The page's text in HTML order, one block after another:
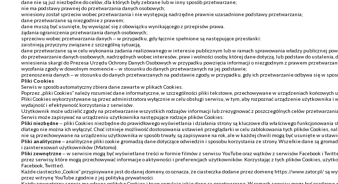
dane nie są już niezbędne do celów, dla których były zebrane lub w inny sposób przetwarzane;
nie ma podstawy prawnej do przetwarzania danych osobowych;
wniesiony został sprzeciw wobec przetwarzania i nie występują nadrzędne prawnie uzasadnione podstawy przetwarzania;
dane przetwarzane są niezgodnie z prawem;
dane muszą być usunięte, by wywiązać się z obowiązku wynikającego z przepisów prawa.
żądania ograniczenia przetwarzania danych osobowych;
sprzeciwu wobec przetwarzania danych – w przypadku, gdy łącznie spełnione są następujące przesłanki:
zaistnieją przyczyny związane z szczególną sytuacją,
dane przetwarzane są w celu wykonania zadania realizowanego w interesie publicznym lub w ramach sprawowania władzy
do przetwarzanie danych osobowych, nadrzędnych wobec interesów, praw i wolności osoby, której dane dotyczą, lub podstaw do ustalenia,
wniesienia skargi do Prezesa Urzędu Ochrony Danych Osobowych w przypadku powzięcia informacji o niezgodnym z prawem
wycofania zgody w dowolnym momencie – w stosunku do danych przetwarzanych na jej podstawie;
przenoszenia danych – w stosunku do danych przetwarzanych na podstawie zgody, w przypadku, gdy ich przetwarzanie odbywa się w
Pliki Cookies
Serwis w sposób automatyczny zbiera dane zawarte w plikach Cookies.
Poprzez „pliki Cookies” należy rozumieć dane informatyczne, w szczególności pliki tekstowe, przechowywane w urządzeniach
Pliki Cookies wykorzystywane są przez administratora wyłącznie w celu obsługi serwisu, w tym, aby rozpoznać urządzenie
wydajność i efektywność korzystania z serwisów.
Użytkownik może udzielić zgody na przetwarzanie wszystkich rodzajów informacji lub zrezygnować z poszczególnych celów przetwarzania.
Serwis może zapisywać na urządzeniu użytkownika następujące rodzaje plików Cookies:
Pliki niezbędne– pliki Cookies niezbędne do prawidłowego wyświetlania i działania strony są kluczowe dla właściwego
dlatego nie można ich wyłączyć. Choć istnieje możliwość dostosowania ustawień przeglądarki w celu zablokowania tych plików
nie są przechowywane na urządzeniu użytkownika w sposób trwały, są zapisywane na rok, ale w każdej chwili mogą być usunięte w
Pliki analityczne– analityczne pliki cookie gromadzą dane dotyczące odwiedzin i sposobu korzystania ze strony. Wszelkie dane są
i zainteresowań użytkowników (Matomo).
Pliki zewnętrzne– w serwisie mogą być wyświetlane treści w formie filmów z serwisu YouTube oraz wątków z serwisów Facebook i
przez serwisy, które mogą przechowywać informacje o aktywności i preferencjach użytkowników. Korzystając z tych plików Cookies,
Facebook, Twitter).
Każde ciasteczko „Cookie” przypisywane jest do danej domeny, co oznacza, że ciasteczka dodane przez domenę https://www.zator.pl/
przez witrynę YouTube zgodnie z jej polityką prywatności.